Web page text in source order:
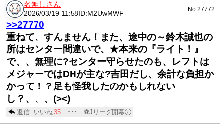
名無しさん
2026/03/19 11:58 ID:M2UwMWF
No.27772
>>27770
重ねて、すんません！また、途中の～鈴木誠也の
所はセンター間違いで、★本来の『ライト！』
で、、無理に?センター守らせたのも、レフトは
メジャーではDHが主な?吉田だし、余計な負担か
かって！？足も怪我したのかもしれない
し？、、、(><)
返信 いいね35 ･･･ ⚽Jリーグ開幕🕢